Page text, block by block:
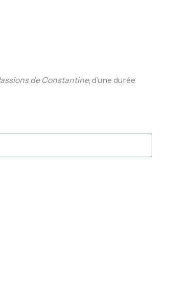
de Constantine, d’une durée